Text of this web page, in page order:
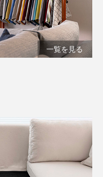
一覧を見る